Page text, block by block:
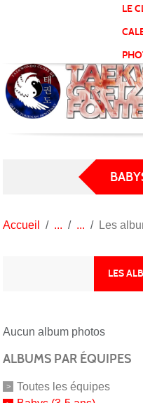
LE
Accueil Les
LES
Aucun album photos
ALBUMS PAR ÉQUIPES
Toutes les équipes
Panneau de gestion des